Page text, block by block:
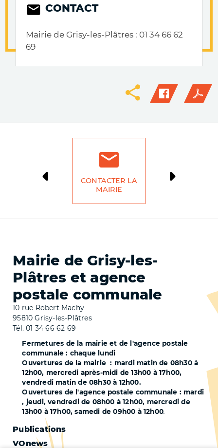
CONTACT
Mairie de Grisy-les-Plâtres : 01 34 66 62
69
CONTACTER LA
MAIRIE
Mairie de Grisy-les-
Plâtres et agence
postale communale
10 rue Robert Machy
95810 Grisy-les-Plâtres
Tél. 01 34 66 62 69
Fermetures de la mairie et de l'agence postale
communale : chaque lundi
Ouvertures de la mairie : mardi matin de 08h30 à
12h00, mercredi après-midi de 13h00 à 17h00,
vendredi matin de 08h30 à 12h00.
Ouvertures de l'agence postale communale : mardi
, jeudi, vendredi de 08h00 à 12h00, mercredi de
13h00 à 17h00, samedi de 09h00 à 12h00.
Pied
Publications
VOnews